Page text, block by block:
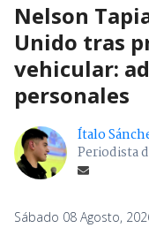
Nelson
Unido tras
vehicular:
personales
Ítalo
Periodista
Sábado 08 Agosto,